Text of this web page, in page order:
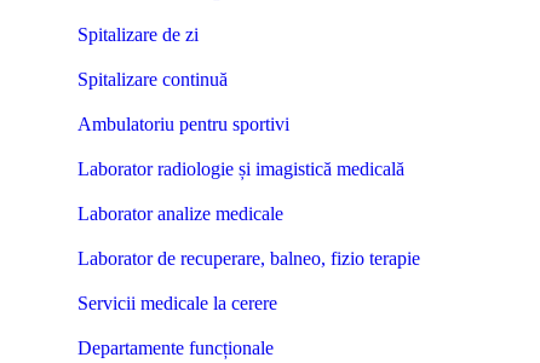
Spitalizare de zi
Spitalizare continuă
Ambulatoriu pentru sportivi
Laborator radiologie și imagistică medicală
Laborator analize medicale
Laborator de recuperare, balneo, fizio terapie
Servicii medicale la cerere
Departamente funcționale